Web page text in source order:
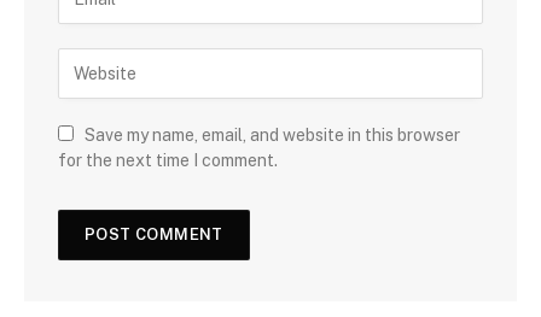
Save my name, email, and website in this browser
for the next time I comment.